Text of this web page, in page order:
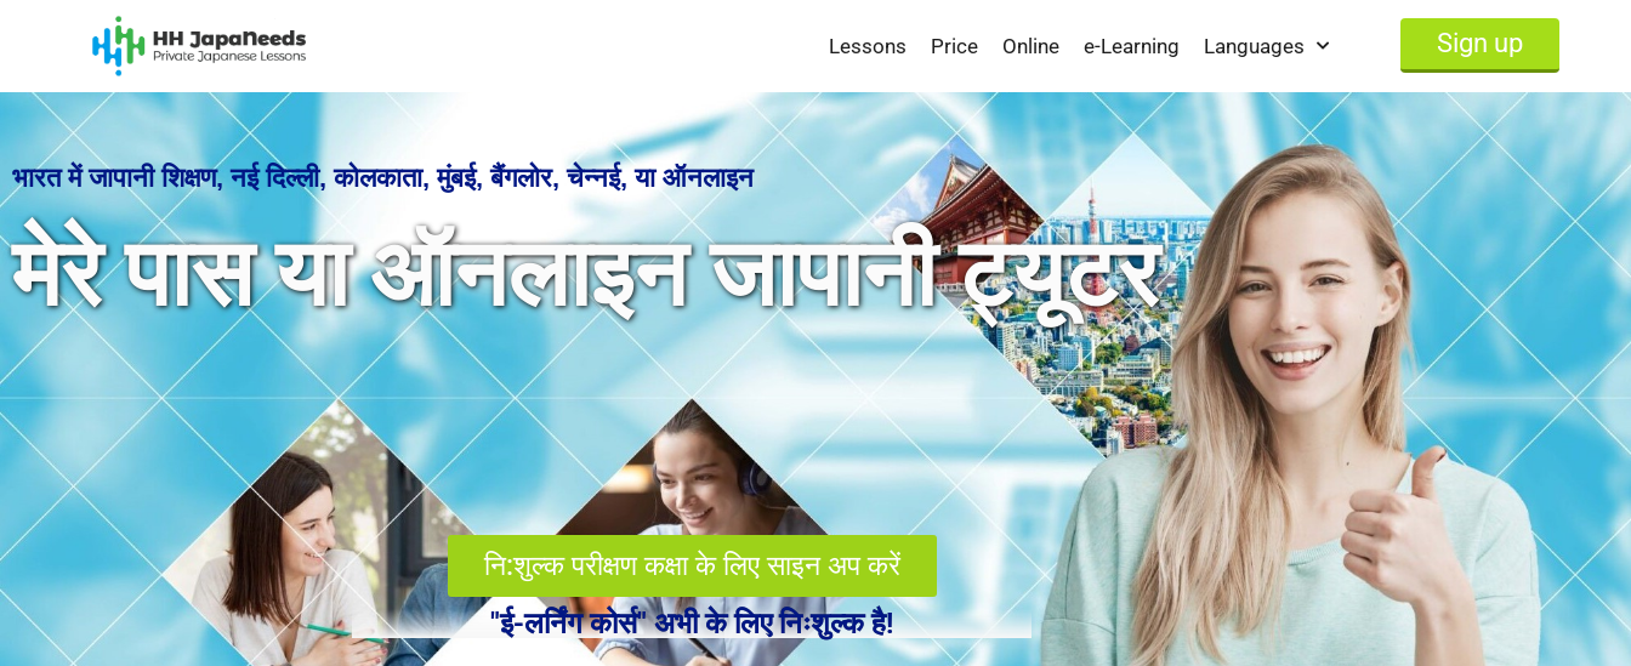
Lessons Price Online e-Learning Languages Sign up
भारत में जापानी शिक्षण, नई दिल्ली, कोलकाता, मुंबई, बैंगलोर, चेन्नई, या ऑनलाइन
मेरे पास या ऑनलाइन जापानी ट्यूटर
नि:शुल्क परीक्षण कक्षा के लिए साइन अप करें
"ई-लर्निंग कोर्स" अभी के लिए निःशुल्क है!